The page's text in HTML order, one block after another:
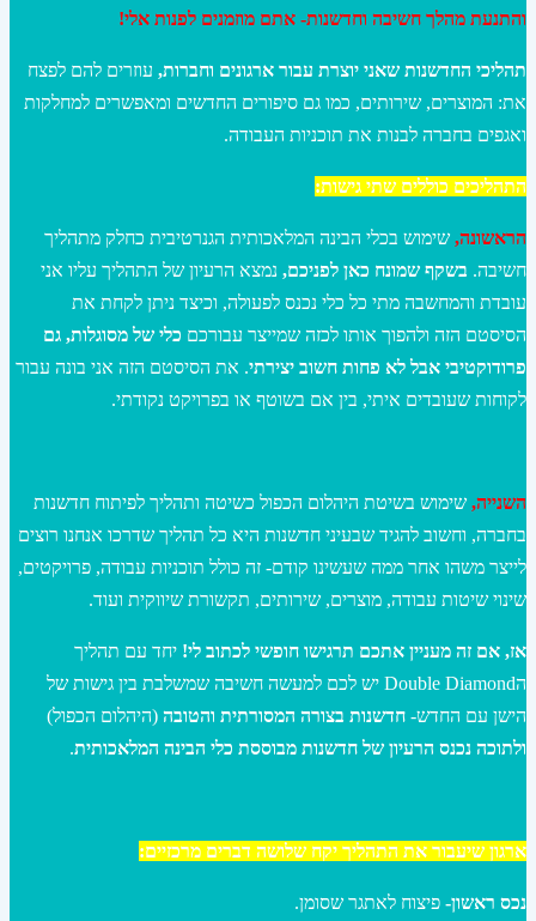
והתנעת מהלך חשיבה וחדשנות- אתם מוזמנים לפנות אלי!
תהליכי החדשנות שאני יוצרת עבור ארגונים וחברות, עוזרים להם לפצח
את: המוצרים, שירותים, כמו גם סיפורים החדשים ומאפשרים למחלקות
ואגפים בחברה לבנות את תוכניות העבודה.
התהליכים כוללים שתי גישות:
הראשונה, שימוש בכלי הבינה המלאכותית הגנרטיבית כחלק מתהליך
חשיבה. בשקף שמונח כאן לפניכם, נמצא הרעיון של התהליך עליו אני
עובדת והמחשבה מתי כל כלי נכנס לפעולה, וכיצד ניתן לקחת את
הסיסטם הזה ולהפוך אותו לכזה שמייצר עבורכם כלי של מסוגלות, גם
פרודוקטיבי אבל לא פחות חשוב יצירתי. את הסיסטם הזה אני בונה עבור
לקוחות שעובדים איתי, בין אם בשוטף או בפרויקט נקודתי.
השנייה, שימוש בשיטת היהלום הכפול כשיטה ותהליך לפיתוח חדשנות
בחברה, וחשוב להגיד שבעיני חדשנות היא כל תהליך שדרכו אנחנו רוצים
לייצר משהו אחר ממה שעשינו קודם- זה כולל תוכניות עבודה, פרויקטים,
שינוי שיטות עבודה, מוצרים, שירותים, תקשורת שיווקית ועוד.
אז, אם זה מעניין אתכם תרגישו חופשי לכתוב לי! יחד עם תהליך
הDouble Diamond יש לכם למעשה חשיבה שמשלבת בין גישות של
הישן עם החדש- חדשנות בצורה המסורתית והטובה (היהלום הכפול)
ולתוכה נכנס הרעיון של חדשנות מבוססת כלי הבינה המלאכותית.
ארגון שיעבור את התהליך יקח שלושה דברים מרכזיים:
נכס ראשון- פיצוח לאתגר שסומן.